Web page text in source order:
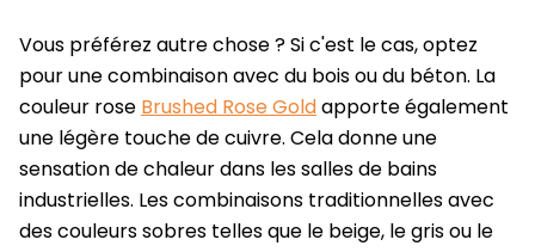
Vous préférez autre chose ? Si c'est le cas, optez
pour une combinaison avec du bois ou du béton. La
couleur rose Brushed Rose Goldapporte également
une légère touche de cuivre. Cela donne une
sensation de chaleur dans les salles de bains
industrielles. Les combinaisons traditionnelles avec
des couleurs sobres telles que le beige, le gris ou le